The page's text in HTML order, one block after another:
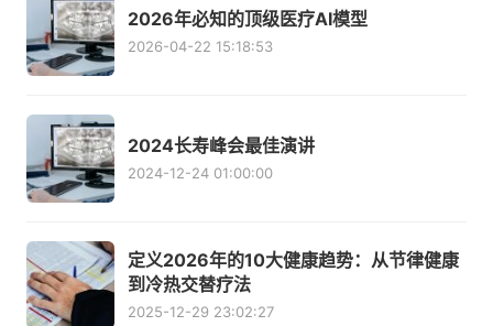
2026年必知的顶级医疗AI模型
2026-04-22 15:18:53
2024长寿峰会最佳演讲
2024-12-24 01:00:00
定义2026年的10大健康趋势：从节律健康
到冷热交替疗法
2025-12-29 23:02:27